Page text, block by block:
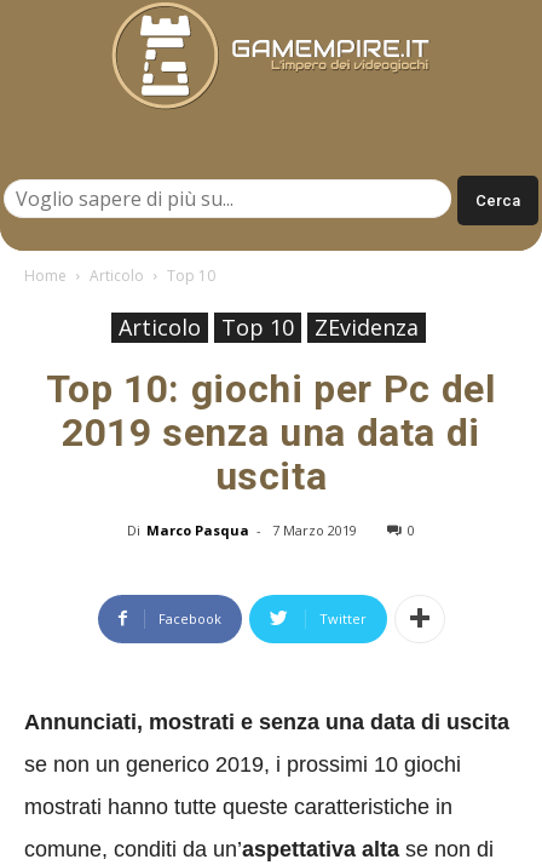
Home Articolo Top 10
Articolo Top 10 ZEvidenza
Top 10: giochi per Pc del
2019 senza una data di
uscita
Di Marco Pasqua - 7 Marzo 2019 0
Facebook Twitter
Annunciati, mostrati e senza una data di uscita
se non un generico 2019, i prossimi 10 giochi
mostrati hanno tutte queste caratteristiche in
comune, conditi da un’aspettativa alta se non di